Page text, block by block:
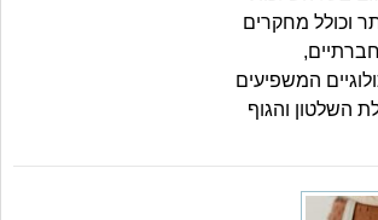
וכולל מחקרים
המשפיעים
השלטון והגוף